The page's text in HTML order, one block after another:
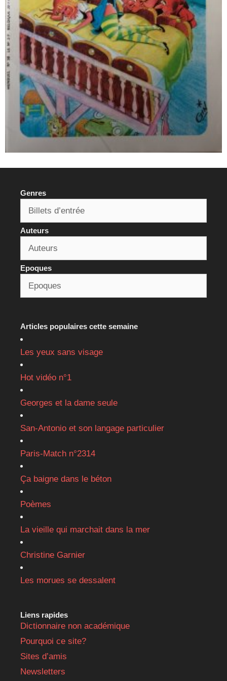
Genres
Auteurs
Epoques
Articles populaires cette semaine
Les yeux sans visage
Hot vidéo n°1
Georges et la dame seule
San-Antonio et son langage particulier
Paris-Match n°2314
Ça baigne dans le béton
Poèmes
La vieille qui marchait dans la mer
Christine Garnier
Les morues se dessalent
Liens rapides
Dictionnaire non académique
Pourquoi ce site?
Sites d’amis
Newsletters